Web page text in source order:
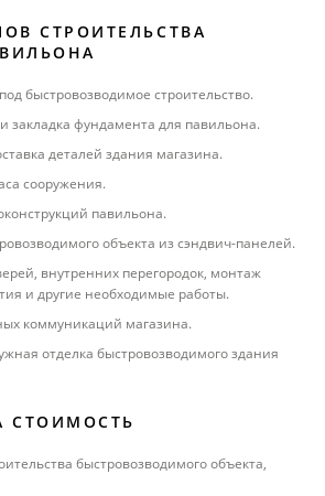
СТРОИТЕЛЬСТВА
быстровозводимое строительство.
закладка фундамента для павильона.
деталей здания магазина.
сооружения.
павильона.
объекта из сэндвич-панелей.
внутренних перегородок, монтаж
и другие необходимые работы.
коммуникаций магазина.
отделка быстровозводимого здания
СТОИМОСТЬ
быстровозводимого объекта,